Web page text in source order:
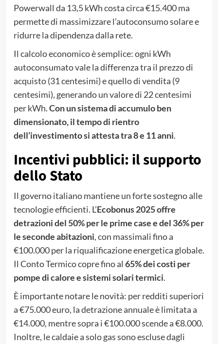
Powerwall da 13,5 kWh costa circa €15.400 ma
permette di massimizzare l’autoconsumo solare e
ridurre la dipendenza dalla rete.
Il calcolo economico è semplice: ogni kWh
autoconsumato vale la differenza tra il prezzo di
acquisto (31 centesimi) e quello di vendita (9
centesimi), generando un valore di 22 centesimi
per kWh.Con un sistema di accumulo ben
dimensionato, il tempo di rientro
dell’investimento si attesta tra 8 e 11 anni.
Incentivi pubblici: il supporto
dello Stato
Il governo italiano mantiene un forte sostegno alle
tecnologie efficienti. L’Ecobonus 2025 offre
detrazioni del 50% per le prime case e del 36% per
le seconde abitazioni, con massimali fino a
€100.000 per la riqualificazione energetica globale.
Il Conto Termico copre fino al 65% dei costi per
pompe di calore e sistemi solari termici.
È importante notare le novità: per redditi superiori
a €75.000 euro, la detrazione annuale è limitata a
€14.000, mentre sopra i €100.000 scende a €8.000.
Inoltre, le caldaie a solo gas sono escluse dagli